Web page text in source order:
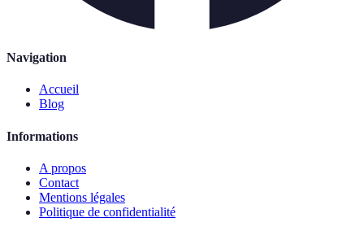
Navigation
Accueil
Blog
Informations
A propos
Contact
Mentions légales
Politique de confidentialité